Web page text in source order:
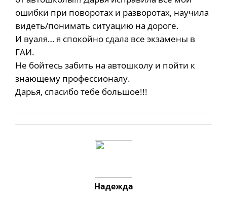
ошибки при поворотах и разворотах, научила
видеть/понимать ситуацию на дороге.
И вуаля… я спокойно сдала все экзамены в
ГАИ.
Не бойтесь забить на автошколу и пойти к
знающему профессионалу.
Дарья, спасибо тебе большое!!!
Надежда